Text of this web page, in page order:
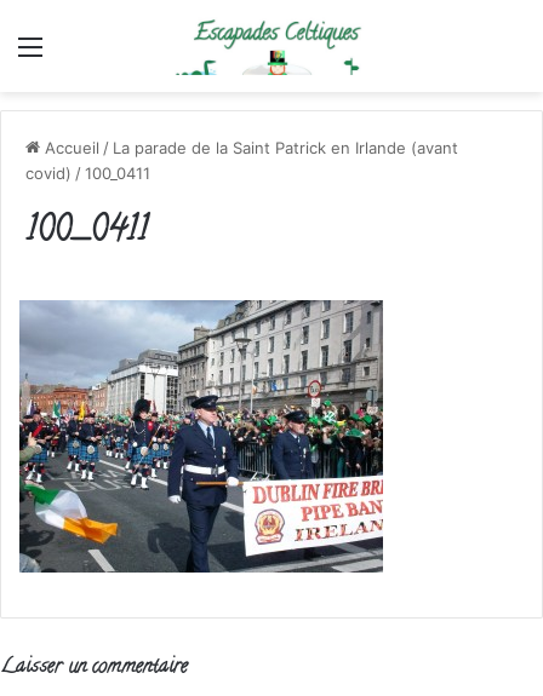
Menu
Accueil / La parade de la Saint Patrick en Irlande (avant
covid) /100_0411
100_0411
Laisser un commentaire